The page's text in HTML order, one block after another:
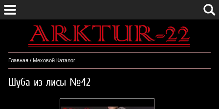
Главная / Меховой Каталог
Шуба из лисы №42